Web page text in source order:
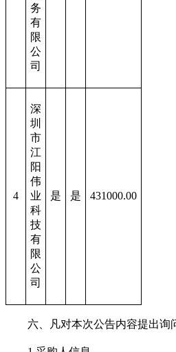
务
有
限
公
司
4
深
圳
市
江
阳
伟
业
科
技
有
限
公
司
是 是 431000.00
六、凡对本次公告内容提出询